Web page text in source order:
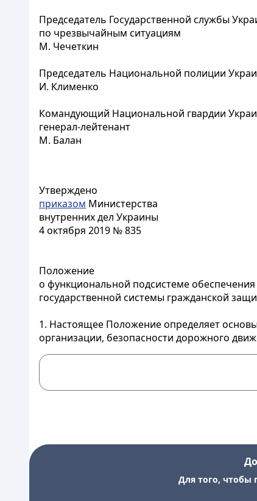
Председатель Государственной службы
по чрезвычайным ситуациям
М. Чечеткин
Председатель Национальной полиции
И. Клименко
Командующий Национальной гвардии
генерал-лейтенант
М. Балан
Утверждено
приказом Министерства
внутренних дел Украины
4 октября 2019 № 835
Положение
о функциональной подсистеме
государственной системы гражданской
1. Настоящее Положение определяет
организации, безопасности дорожного
Для того, чтобы